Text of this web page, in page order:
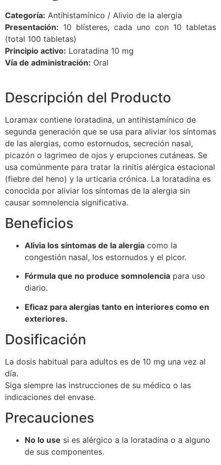
Categoría: Antihistamínico / Alivio de la alergia
Presentación: 10 blísteres, cada uno con 10 tabletas
(total 100 tabletas)
Principio activo: Loratadina 10 mg
Vía de administración: Oral
Descripción del Producto
Loramax contiene loratadina, un antihistamínico de
segunda generación que se usa para aliviar los síntomas
de las alergias, como estornudos, secreción nasal,
picazón o lagrimeo de ojos y erupciones cutáneas. Se
usa comúnmente para tratar la rinitis alérgica estacional
(fiebre del heno) y la urticaria crónica. La loratadina es
conocida por aliviar los síntomas de la alergia sin
causar somnolencia significativa.
Beneficios
Alivia los síntomas de la alergia como la
congestión nasal, los estornudos y el picor.
Fórmula que no produce somnolencia para uso
diario.
Eficaz para alergias tanto en interiores como en
exteriores.
Dosificación
La dosis habitual para adultos es de 10 mg una vez al
día.
Siga siempre las instrucciones de su médico o las
indicaciones del envase.
Precauciones
No lo use si es alérgico a la loratadina o a alguno
de sus componentes.